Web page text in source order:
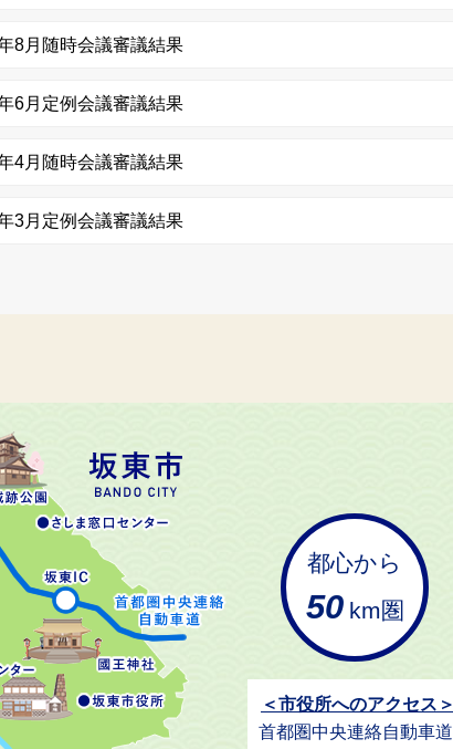
8月随時会議審議結果
6月定例会議審議結果
4月随時会議審議結果
3月定例会議審議結果
都心から
50 km圏
＜市役所へのアクセス＞
首都圏中央連絡自動車道